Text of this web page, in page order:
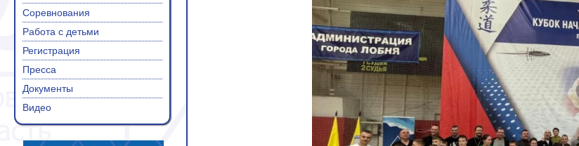
Соревнования
Работа с детьми
Регистрация
Пресса
Документы
Видео